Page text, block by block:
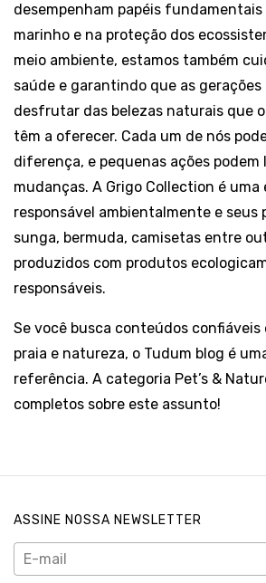
desempenham papéis
marinho e na proteção dos
meio ambiente, estamos também
saúde e garantindo que as
desfrutar das belezas naturais que
têm a oferecer. Cada um de nós
diferença, e pequenas ações podem
mudanças. A Grigo Collection é uma
responsável ambientalmente e seus
sunga, bermuda, camisetas entre
produzidos com produtos
responsáveis.
Se você busca conteúdos confiáveis
praia e natureza, o Tudum blog é
referência. A categoria Pet’s &
completos sobre este assunto!
ASSINE NOSSA NEWSLETTER